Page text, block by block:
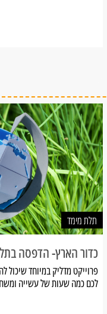
תלת מימד
כדור הארץ- הדפסה
פרוייקט מדליק במיוחד שיכול
לכם כמה שעות של עשייה